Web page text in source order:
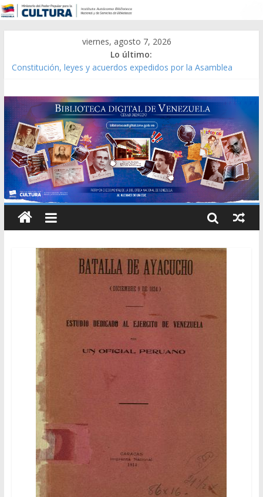
viernes, agosto 7, 2026
Lo último:
Constitución, leyes y acuerdos expedidos por la Asamblea
Modesta Bor Sánchez [material gráfico]
Gaceta Oficial de la República de Venezuela año CXXXIII Mes V,
Caracas 09 de marzo de 2006 N° 38.394
Catálogo temático de obras de Modesta Bor